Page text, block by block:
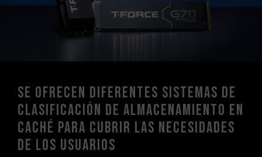
Se ofrecen diferentes sistemas de
clasificación de almacenamiento en
caché para cubrir las necesidades
de los usuarios